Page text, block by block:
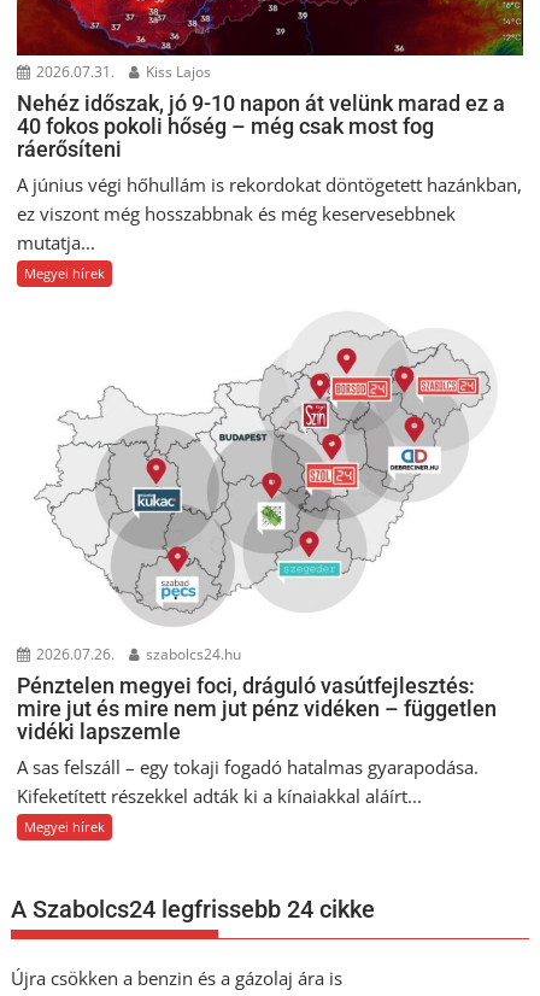
2026.07.31. Kiss Lajos
Nehéz időszak, jó 9-10 napon át velünk marad ez a
40 fokos pokoli hőség – még csak most fog
ráerősíteni
A június végi hőhullám is rekordokat döntögetett hazánkban,
ez viszont még hosszabbnak és még keservesebbnek
mutatja...
Megyei hírek
2026.07.26. szabolcs24.hu
Pénztelen megyei foci, dráguló vasútfejlesztés:
mire jut és mire nem jut pénz vidéken – független
vidéki lapszemle
A sas felszáll – egy tokaji fogadó hatalmas gyarapodása.
Kifeketített részekkel adták ki a kínaiakkal aláírt...
Megyei hírek
A Szabolcs24 legfrissebb 24 cikke
Újra csökken a benzin és a gázolaj ára is